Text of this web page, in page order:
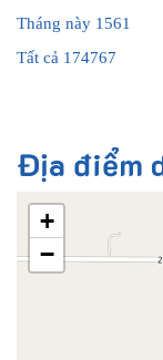
Tháng này 1561
Tất cả 174767
Địa điểm
+
−